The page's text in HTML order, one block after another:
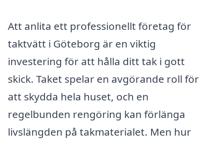
Att anlita ett professionellt företag för
taktvätt i Göteborg är en viktig
investering för att hålla ditt tak i gott
skick. Taket spelar en avgörande roll för
att skydda hela huset, och en
regelbunden rengöring kan förlänga
livslängden på takmaterialet. Men hur